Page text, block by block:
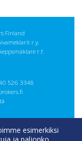
Finland
r.y.
r.f.
526 3348
CONDITIONSesimerkiksi